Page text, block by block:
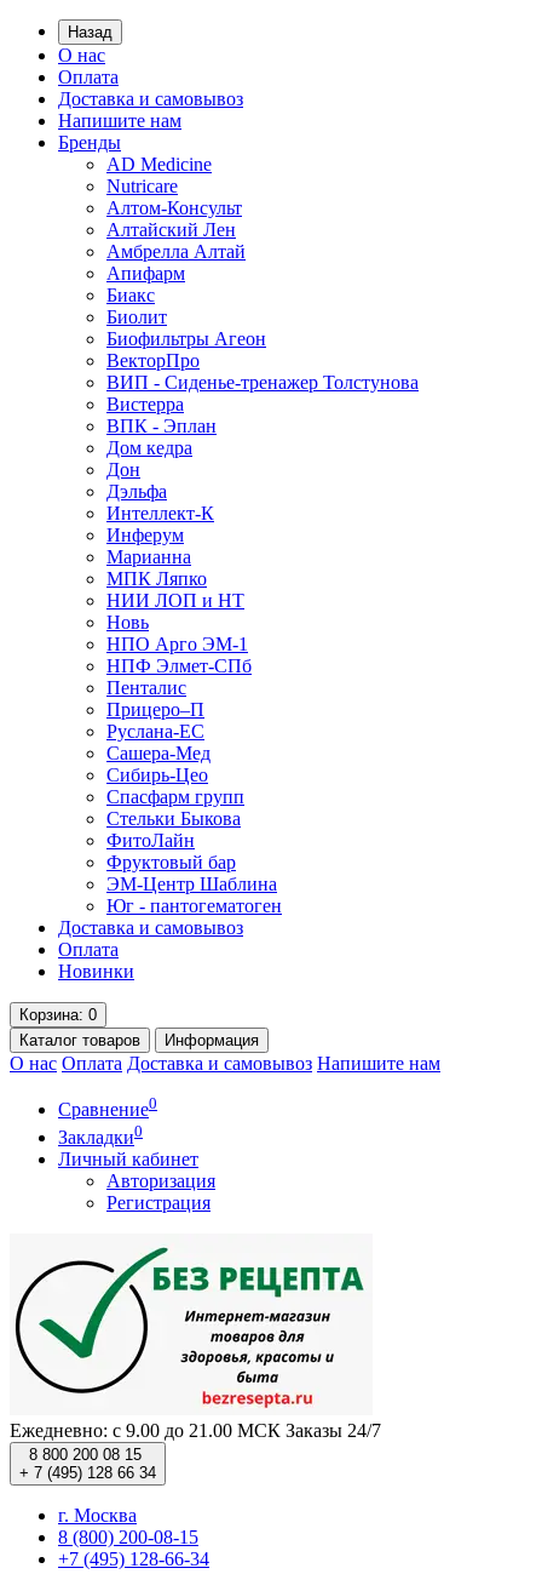
Назад
О нас
Оплата
Доставка и самовывоз
Напишите нам
Бренды
AD Medicine
Nutricare
Алтом-Консульт
Алтайский Лен
Амбрелла Алтай
Апифарм
Биакс
Биолит
Биофильтры Агеон
ВекторПро
ВИП - Сиденье-тренажер Толстунова
Вистерра
ВПК - Эплан
Дом кедра
Дон
Дэльфа
Интеллект-К
Инферум
Марианна
МПК Ляпко
НИИ ЛОП и НТ
Новь
НПО Арго ЭМ-1
НПФ Элмет-СПб
Пенталис
Прицеро–П
Руслана-ЕС
Сашера-Мед
Сибирь-Цео
Спасфарм групп
Стельки Быкова
ФитоЛайн
Фруктовый бар
ЭМ-Центр Шаблина
Юг - пантогематоген
Доставка и самовывоз
Оплата
Новинки
Корзина: 0
Каталог товаров Информация
О нас Оплата Доставка и самовывоз Напишите нам
Сравнение0
Закладки0
Личный кабинет
Авторизация
Регистрация
Ежедневно: с 9.00 до 21.00 МСК Заказы 24/7
8 800 200 08 15
+ 7 (495) 128 66 34
г. Москва
8 (800) 200-08-15
+7 (495) 128-66-34